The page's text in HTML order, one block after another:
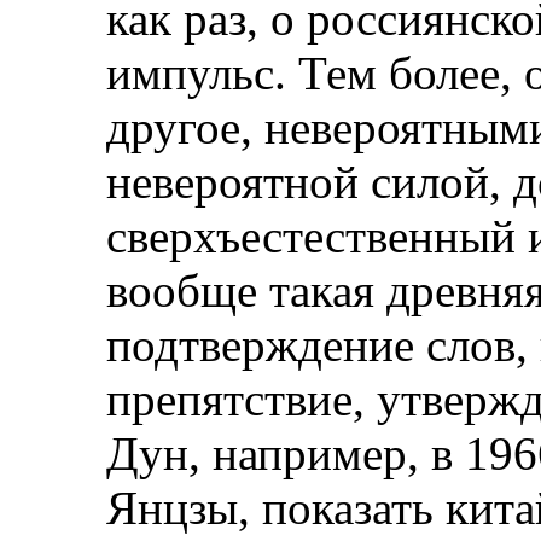
как раз, о
импульс. Тем более,
другое,
невероятной силой,
вообще такая
подтверждение
препятствие,
Дун, например, в
Янцзы, показать